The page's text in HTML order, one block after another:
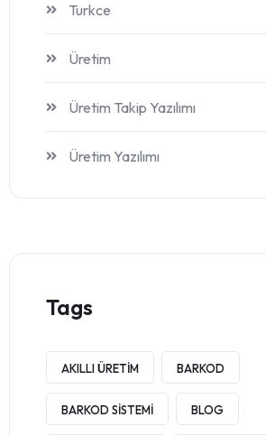
Turkce
Üretim
Üretim Takip Yazılımı
Üretim Yazılımı
Tags
AKILLI ÜRETIM BARKOD
BARKOD SISTEMI BLOG